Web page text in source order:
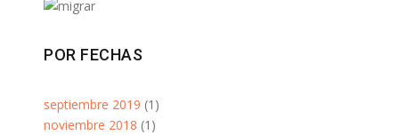
POR FECHAS
septiembre 2019 (1)
noviembre 2018 (1)